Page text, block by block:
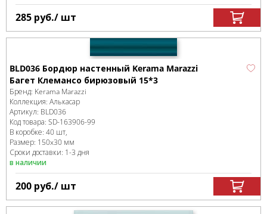
285 руб./ шт
BLD036 Бордюр настенный Kerama Marazzi
Багет Клемансо бирюзовый 15*3
Бренд: Kerama Marazzi
Коллекция: Алькасар
Артикул: BLD036
Код товара: SD-163906-99
В коробке: 40 шт,
Размер: 150x30 мм
Сроки доставки: 1-3 дня
в наличии
200 руб./ шт